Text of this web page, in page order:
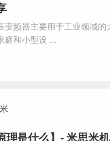
变频器主要用于工业领域的
和小型设 ...
理是什么】- 米思米